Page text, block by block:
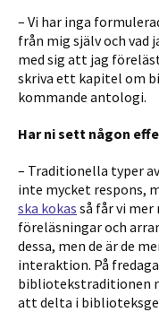
– Vi har inga
från mig själv och vad
med sig att jag
skriva ett kapitel om
kommande antologi.
Har ni sett någon
– Traditionella typer
inte mycket respons,
ska kokas så får vi mer
föreläsningar och
dessa, men de är de
interaktion. På
bibliotekstraditionen
att delta i